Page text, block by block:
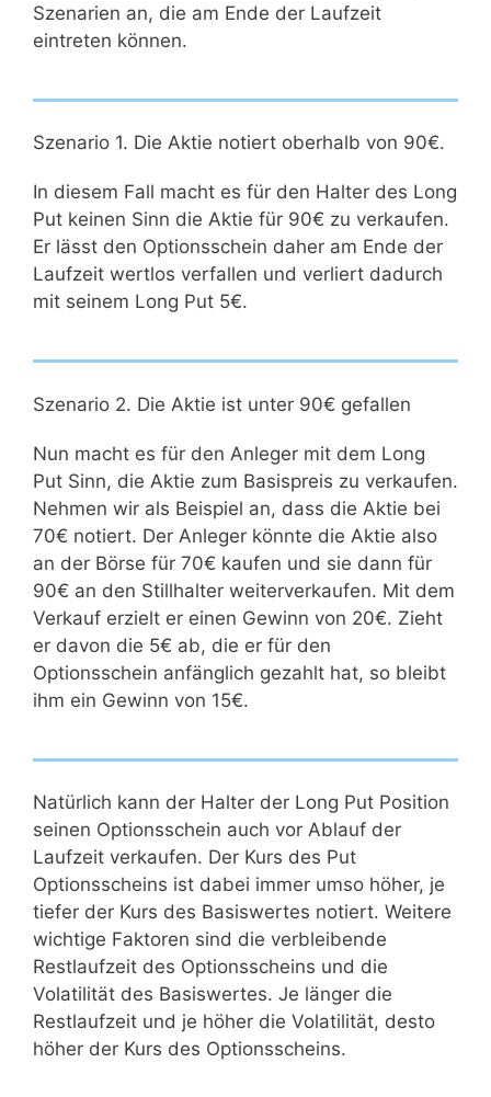
Szenarien an, die am Ende der Laufzeit
eintreten können.
Szenario 1. Die Aktie notiert oberhalb von 90€.
In diesem Fall macht es für den Halter des Long
Put keinen Sinn die Aktie für 90€ zu verkaufen.
Er lässt den Optionsschein daher am Ende der
Laufzeit wertlos verfallen und verliert dadurch
mit seinem Long Put 5€.
Szenario 2. Die Aktie ist unter 90€ gefallen
Nun macht es für den Anleger mit dem Long
Put Sinn, die Aktie zum Basispreis zu verkaufen.
Nehmen wir als Beispiel an, dass die Aktie bei
70€ notiert. Der Anleger könnte die Aktie also
an der Börse für 70€ kaufen und sie dann für
90€ an den Stillhalter weiterverkaufen. Mit dem
Verkauf erzielt er einen Gewinn von 20€. Zieht
er davon die 5€ ab, die er für den
Optionsschein anfänglich gezahlt hat, so bleibt
ihm ein Gewinn von 15€.
Natürlich kann der Halter der Long Put Position
seinen Optionsschein auch vor Ablauf der
Laufzeit verkaufen. Der Kurs des Put
Optionsscheins ist dabei immer umso höher, je
tiefer der Kurs des Basiswertes notiert. Weitere
wichtige Faktoren sind die verbleibende
Restlaufzeit des Optionsscheins und die
Volatilität des Basiswertes. Je länger die
Restlaufzeit und je höher die Volatilität, desto
höher der Kurs des Optionsscheins.